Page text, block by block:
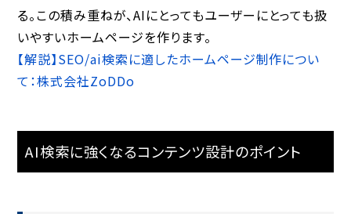
る。この積み重ねが、AIにとってもユーザーにとっても扱
いやすいホームページを作ります。
【解説】SEO/ai検索に適したホームページ制作につい
て：株式会社ZoDDo
AI検索に強くなるコンテンツ設計のポイント